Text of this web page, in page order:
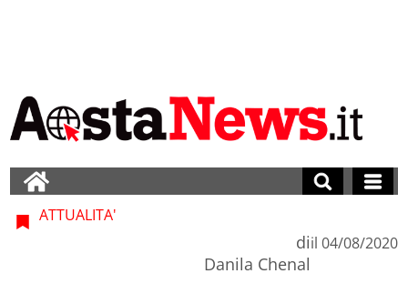
ATTUALITA'
di
Danila Chenal
il 04/08/2020